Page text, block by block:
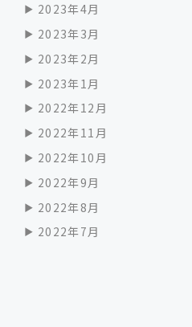
2023年4月
2023年3月
2023年2月
2023年1月
2022年12月
2022年11月
2022年10月
2022年9月
2022年8月
2022年7月